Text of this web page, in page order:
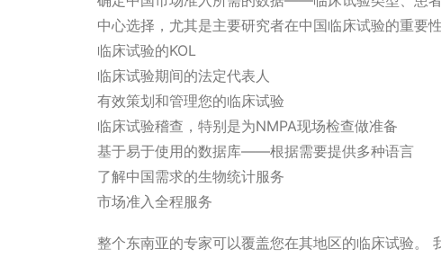
中心选择，尤其是主要研究者在中国临床试验的重
临床试验的KOL
临床试验期间的法定代表人
有效策划和管理您的临床试验
临床试验稽查，特别是为NMPA现场检查做准备
基于易于使用的数据库——根据需要提供多种语言
了解中国需求的生物统计服务
市场准入全程服务
整个东南亚的专家可以覆盖您在其地区的临床试验。